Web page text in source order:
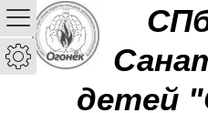
детей